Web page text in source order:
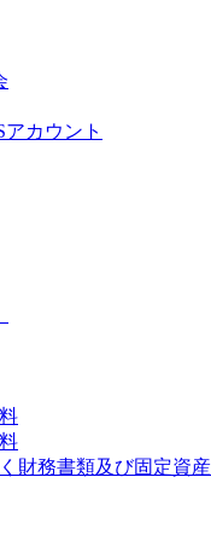
カウント
財務書類及び固定資